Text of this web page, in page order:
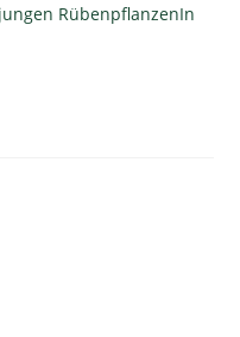
RübenpflanzenIn